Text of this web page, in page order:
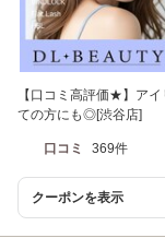
【口コミ高評価★】ア
ての方にも◎[渋谷店]
口コミ 369件
クーポンを表示